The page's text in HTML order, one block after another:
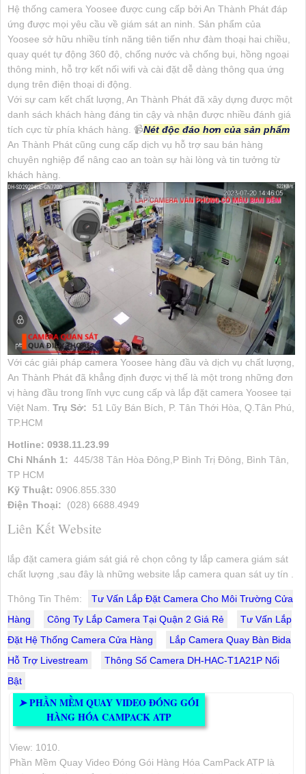
Hệ thống camera Yoosee được cung cấp bởi An Thành Phát đáp
ứng được mọi yêu cầu về giám sát an ninh. Sản phẩm của
Yoosee sở hữu nhiều tính năng tiên tiến như đàm thoại hai chiều,
quay quét tự động 360 độ, chống nước và chống bụi, hồng ngoại
thông minh, hỗ trợ kết nối wifi và cài đặt dễ dàng thông qua ứng
dụng trên điện thoại di động.
Với sự cam kết chất lượng, An Thành Phát đã xây dựng được một
danh sách khách hàng đáng tin cậy và nhận được nhiều đánh giá
tích cực từ phía khách hàng. 📹Nét độc đáo hơn của sản phẩm
An Thành Phát cũng cung cấp dịch vụ hỗ trợ sau bán hàng
chuyên nghiệp để nâng cao an toàn sự hài lòng và tin tưởng từ
khách hàng.
Với các giải pháp camera Yoosee hàng đầu và dịch vụ chất lượng,
An Thành Phát đã khẳng định được vị thế là một trong những đơn
vị hàng đầu trong lĩnh vực cung cấp và lắp đặt camera Yoosee tại
Việt Nam. Trụ Sở:
51 Lũy Bán Bích, P. Tân Thới Hòa, Q.Tân Phú,
TP.HCM
Hotline: 0938.11.23.99
Chi Nhánh 1: 445/38 Tân Hòa Đông,P Bình Trị Đông, Bình Tân,
TP HCM
Kỹ Thuật: 0906.855.330
Điện Thoại:
(028) 6688.4949
Liên Kết Website
lắp đặt camera giám sát giá rẻ chọn công ty lắp camera giám sát
chất lượng ,sau đây là những website lắp camera quan sát uy tín .
Thông Tin Thêm:
Tư Vấn Lắp Đặt Camera Cho Môi Trường Cửa
Hàng
Công Ty Lắp Camera Tại Quận 2 Giá Rẻ
Tư Vấn Lắp
Đặt Hệ Thống Camera Cửa Hàng
Lắp Camera Quay Bàn Bida
Hỗ Trợ Livestream
Thông Số Camera DH-HAC-T1A21P Nổi
Bật
➤PHẦN MỀM QUAY VIDEO ĐÓNG GÓI
HÀNG HÓA CAMPACK ATP
View: 1010.
Phần Mềm Quay Video Đóng Gói Hàng Hóa CamPack ATP là